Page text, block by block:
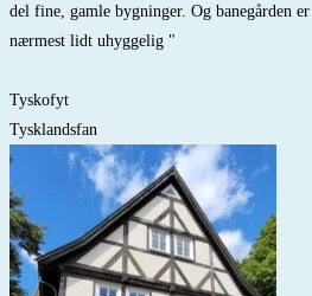
del fine, gamle bygninger. Og banegården
nærmest lidt uhyggelig "
Tyskofyt
Tysklandsfan